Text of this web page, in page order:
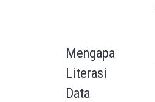
Mengapa
Literasi
Data